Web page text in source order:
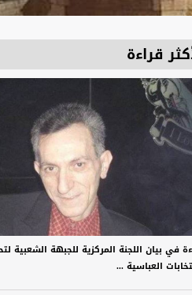
قراءة
في بيان اللجنة المركزية للجبهة الشعبية
العباسية ...